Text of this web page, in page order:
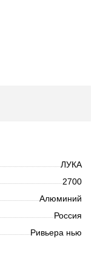
ЛУКА
2700
Алюминий
Россия
Ривьера нью